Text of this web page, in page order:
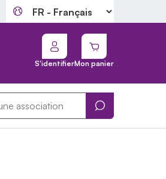
S'identifierMon panier
Rechercher